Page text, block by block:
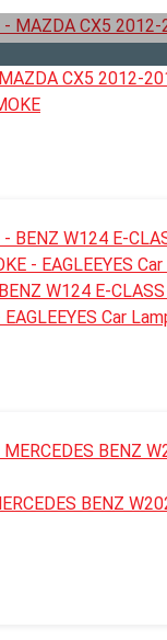
CX5 2012-
W124 E-
Car
BENZ